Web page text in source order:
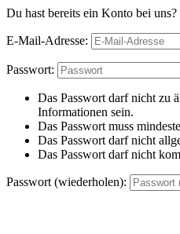
Du hast bereits ein Konto bei
E-Mail-Adresse:
Passwort:
Das Passwort darf nicht zu
Informationen sein.
Das Passwort muss
Das Passwort darf nicht
Das Passwort darf nicht
Passwort (wiederholen):